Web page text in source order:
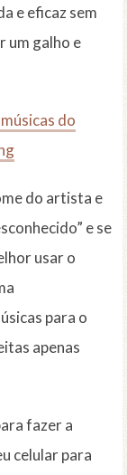
e eficaz sem
um galho e
do
do artista e
e se
usar o
para o
apenas
fazer a
celular para